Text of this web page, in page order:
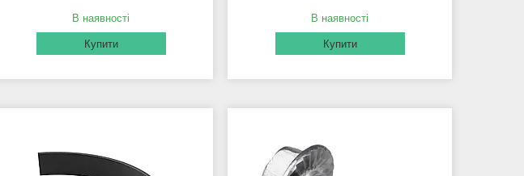
В наявності
Купити
В наявності
Купити